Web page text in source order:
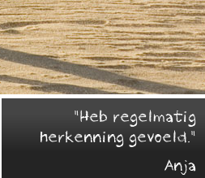
"Heb regelmatig
herkenning gevoeld."
Anja